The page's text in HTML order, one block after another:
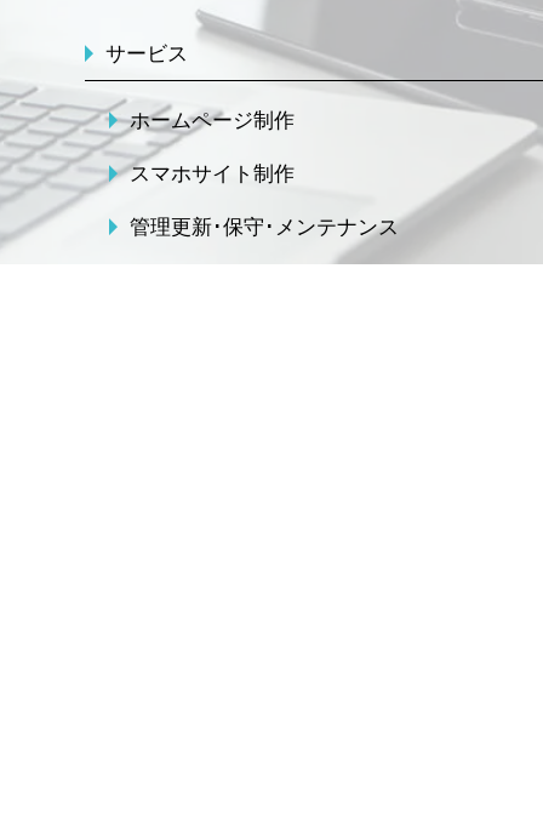
サービス
ホームページ制作
スマホサイト制作
管理更新･保守･メンテナンス